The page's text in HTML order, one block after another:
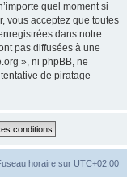
quel moment si
vous acceptez que toutes
dans notre
pas diffusées à une
», ni phpBB, ne
de piratage
horaire sur UTC+02:00